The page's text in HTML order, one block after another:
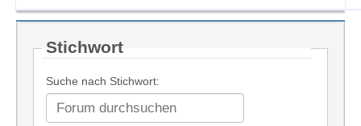
Stichwort
Suche nach Stichwort: